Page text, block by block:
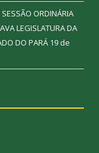
ORDINÁRIA
LEGISLATURA DA
DO PARÁ 19 de